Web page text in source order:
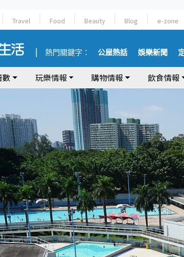
Travel Food Beauty Blog e-zone
熱門關鍵字： 公屋熱話 娛樂新聞
數 玩樂情報 購物情報 飲食情報